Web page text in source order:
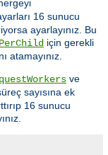
16 sunucu
ayarlayınız. Bu
için gerekli
atamayınız.
ve
sayısına ek
16 sunucu